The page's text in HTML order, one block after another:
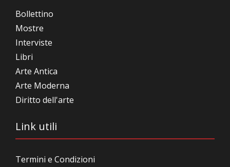
Bollettino
Mostre
Interviste
Libri
Arte Antica
Arte Moderna
Diritto dell'arte
Link utili
Termini e Condizioni